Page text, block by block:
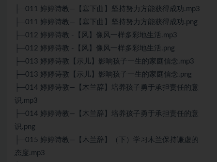
├─011 婷婷诗教—【塞下曲】坚持努力方能获得成功.mp3
├─011 婷婷诗教—【塞下曲】坚持努力方能获得成功.png
├─012 婷婷诗教 -【风】像风一样多彩地生活.mp3
├─012 婷婷诗教 -【风】像风一样多彩地生活.png
├─013 婷婷诗教【示儿】影响孩子一生的家庭信念.mp3
├─013 婷婷诗教【示儿】影响孩子一生的家庭信念.png
├─014 婷婷诗教—【木兰辞】培养孩子勇于承担责任的意
识.mp3
├─014 婷婷诗教—【木兰辞】培养孩子勇于承担责任的意
识.png
├─015 婷婷诗教—【木兰辞】（下）学习木兰保持谦虚的
态度.mp3